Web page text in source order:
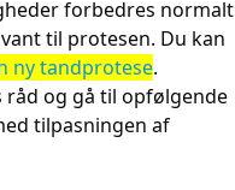
forbedres normalt
til protesen. Du kan
ny tandprotese.
og gå til opfølgende
tilpasningen af